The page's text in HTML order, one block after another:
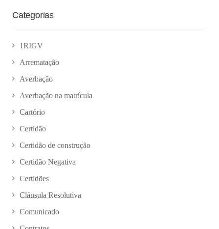
Categorias
1RIGV
Arrematação
Averbação
Averbação na matrícula
Cartório
Certidão
Certidão de construção
Certidão Negativa
Certidões
Cláusula Resolutiva
Comunicado